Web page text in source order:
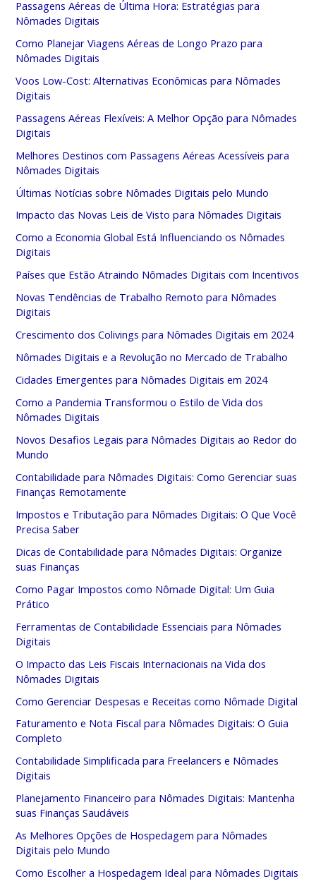
Passagens Aéreas de Última Hora: Estratégias para
Nômades Digitais
Como Planejar Viagens Aéreas de Longo Prazo para
Nômades Digitais
Voos Low-Cost: Alternativas Econômicas para Nômades
Digitais
Passagens Aéreas Flexíveis: A Melhor Opção para Nômades
Digitais
Melhores Destinos com Passagens Aéreas Acessíveis para
Nômades Digitais
Últimas Notícias sobre Nômades Digitais pelo Mundo
Impacto das Novas Leis de Visto para Nômades Digitais
Como a Economia Global Está Influenciando os Nômades
Digitais
Países que Estão Atraindo Nômades Digitais com Incentivos
Novas Tendências de Trabalho Remoto para Nômades
Digitais
Crescimento dos Colivings para Nômades Digitais em 2024
Nômades Digitais e a Revolução no Mercado de Trabalho
Cidades Emergentes para Nômades Digitais em 2024
Como a Pandemia Transformou o Estilo de Vida dos
Nômades Digitais
Novos Desafios Legais para Nômades Digitais ao Redor do
Mundo
Contabilidade para Nômades Digitais: Como Gerenciar suas
Finanças Remotamente
Impostos e Tributação para Nômades Digitais: O Que Você
Precisa Saber
Dicas de Contabilidade para Nômades Digitais: Organize
suas Finanças
Como Pagar Impostos como Nômade Digital: Um Guia
Prático
Ferramentas de Contabilidade Essenciais para Nômades
Digitais
O Impacto das Leis Fiscais Internacionais na Vida dos
Nômades Digitais
Como Gerenciar Despesas e Receitas como Nômade Digital
Faturamento e Nota Fiscal para Nômades Digitais: O Guia
Completo
Contabilidade Simplificada para Freelancers e Nômades
Digitais
Planejamento Financeiro para Nômades Digitais: Mantenha
suas Finanças Saudáveis
As Melhores Opções de Hospedagem para Nômades
Digitais pelo Mundo
Como Escolher a Hospedagem Ideal para Nômades Digitais